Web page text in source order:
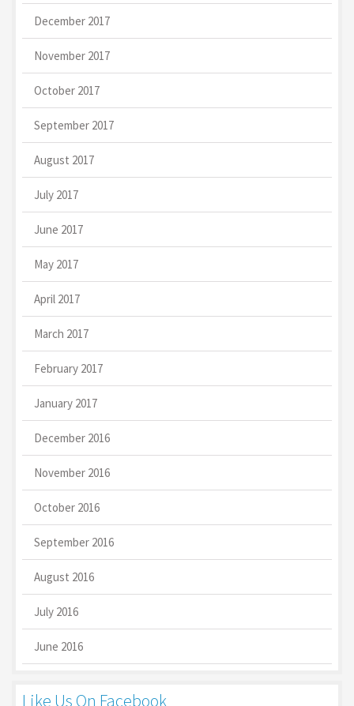
December 2017
November 2017
October 2017
September 2017
August 2017
July 2017
June 2017
May 2017
April 2017
March 2017
February 2017
January 2017
December 2016
November 2016
October 2016
September 2016
August 2016
July 2016
June 2016
Like Us On Facebook